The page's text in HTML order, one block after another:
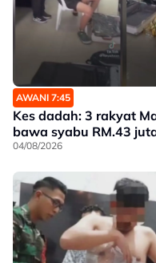
AWANI 7:45
Kes dadah: 3 rakyat
bawa syabu RM.43
04/08/2026